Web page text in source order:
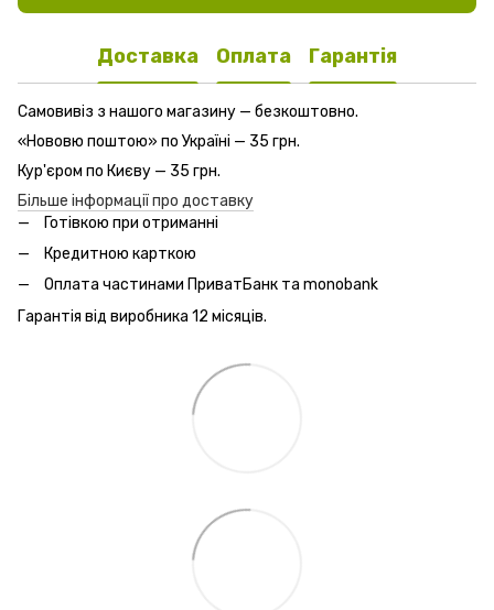
Доставка Оплата Гарантія
Самовивіз з нашого магазину — безкоштовно.
«Нововю поштою» по Україні — 35 грн.
Кур'єром по Києву — 35 грн.
Більше інформації про доставку
Готівкою при отриманні
Кредитною карткою
Оплата частинами ПриватБанк та monobank
Гарантія від виробника 12 місяців.